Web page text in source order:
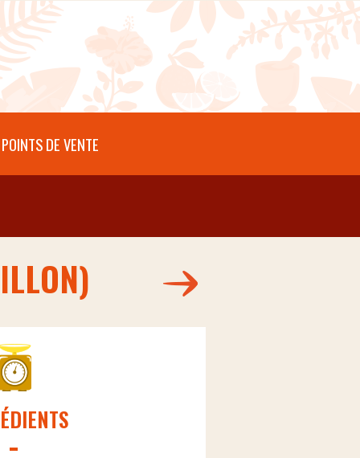
POINTS DE VENTE